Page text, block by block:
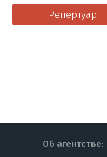
Репертуар
Об агентстве: